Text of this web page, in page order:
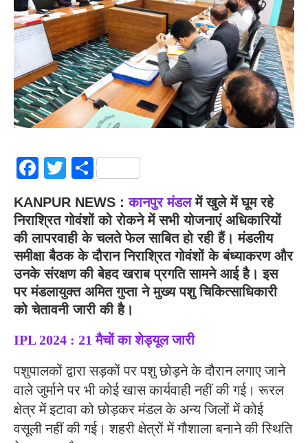
Facebook
Twitter
Share
KANPUR NEWS :कानपुर मंडलमें खुले में घूम रहे
निराश्रित गोवंशों को रोकने में सभी योजनाएं अधिकारियों
की लापरवाही के चलते फेल साबित हो रही हैं। मंडलीय
समीक्षा बैठक के दौरान निराश्रित गोवंशों के बंध्याकरण और
उनके संरक्षण की बेहद खराब प्रगति सामने आई है। इस
पर मंडलायुक्त अमित गुप्ता ने मुख्य पशु चिकित्साधिकारी
को चेतावनी जारी की है।
IPL 2024 : 21 मैचों का शेड्यूल जारी
पशुपालकों द्वारा सड़कों पर पशु छोड़ने के दौरान लगाए जाने
वाले जुर्माने पर भी कोई खास कार्यवाही नहीं की गई। रूरल
क्षेत्र में इटावा को छोड़कर मंडल के अन्य जिलों में कोई
वसूली नहीं की गई। शहरी क्षेत्रों में गौशाला बनाने की स्थिति